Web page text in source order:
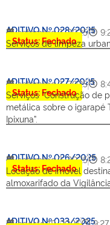
ADITIVO Nº 028/2025
setembro 3, 2025
Status: Fechado
Serviços de limpeza
ADITIVO Nº 027/2025
setembro 3, 2025
Status: Fechado
Serviços “Construção de
metálica sobre o igarapé
Ipixuna”.
ADITIVO Nº 026/2025
setembro 3, 2025
Status: Fechado
Locação de imóvel
almoxarifado da
ADITIVO Nº 033/2025